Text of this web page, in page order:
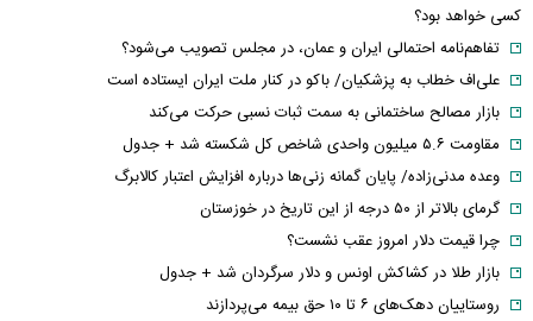
کسی خواهد بود؟
تفاهم‌نامه احتمالی ایران و عمان، در مجلس تصویب می‌شود؟
علی‌اف خطاب به پزشکیان/ باکو در کنار ملت ایران ایستاده است
بازار مصالح ساختمانی به سمت ثبات نسبی حرکت می‌کند
مقاومت ۵.۶ میلیون واحدی شاخص کل شکسته شد + جدول
وعده مدنی‌زاده/ پایان گمانه زنی‌ها درباره افزایش اعتبار کالابرگ
گرمای بالاتر از ۵۰ درجه از این تاریخ در خوزستان
چرا قیمت دلار امروز عقب نشست؟
بازار طلا در کشاکش اونس و دلار سرگردان شد + جدول
روستاییان دهک‌های ۶ تا ۱۰ حق بیمه می‌پردازند